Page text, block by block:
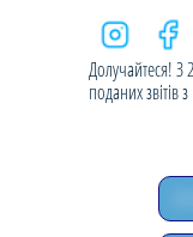
Долучайтеся! З
поданих звітів